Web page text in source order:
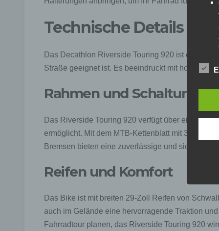
Technische Details
Das Decathlon Riverside Touring 920 ist ein
Straße geeignet ist. Es beeindruckt mit
Rahmen und Schaltung
Das Riverside Touring 920 verfügt über eine
ermöglicht. Mit dem MTB-Kettenblatt mit 32
Bremsen bieten eine zuverlässige und sichere
Reifen und Komfort
Das Bike ist mit breiten 29-Zoll Reifen von
auch im Gelände eine hervorragende Traktion
Fahrradtour planen, das Riverside Touring 920